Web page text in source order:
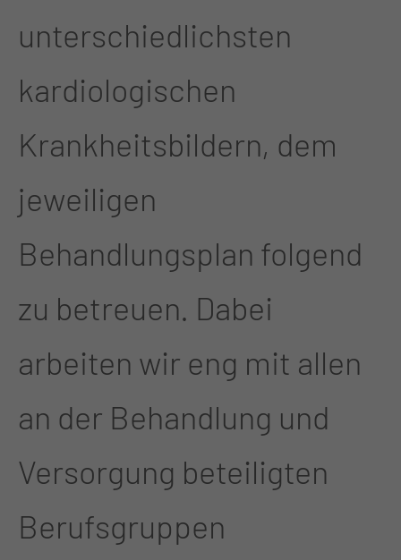
unterschiedlichsten
kardiologischen
Krankheitsbildern, dem
jeweiligen
Behandlungsplan folgend
zu betreuen. Dabei
arbeiten wir eng mit allen
an der Behandlung und
Versorgung beteiligten
Berufsgruppen